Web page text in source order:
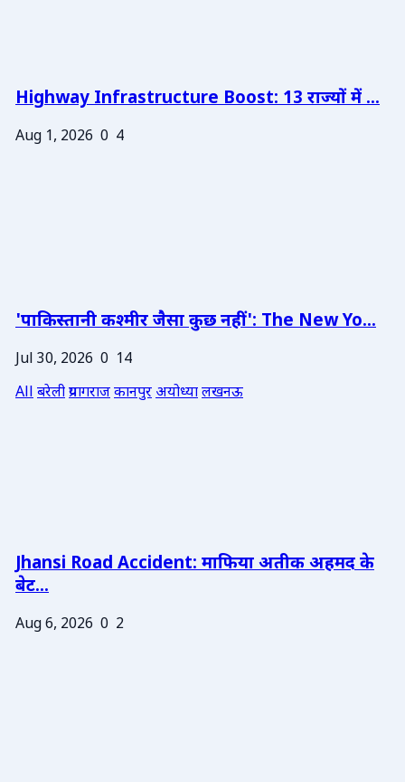
Highway Infrastructure Boost: 13 राज्यों में ...
Aug 1, 2026 0 4
'पाकिस्तानी कश्मीर जैसा कुछ नहीं': The New Yo...
Jul 30, 2026 0 14
Allबरेलीप्रयागराजकानपुरअयोध्यालखनऊ
Jhansi Road Accident: माफिया अतीक अहमद के
बेट...
Aug 6, 2026 0 2